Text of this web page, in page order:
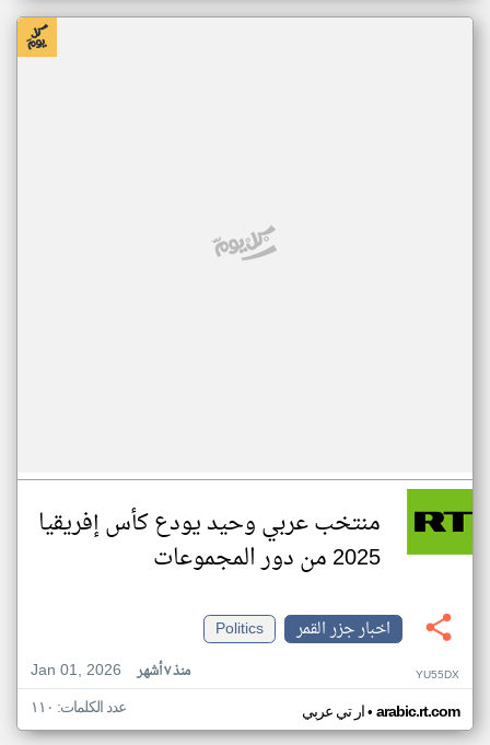
منتخب عربي وحيد يودع كأس إفريقيا
2025 من دور المجموعات
اخبار جزر القمر
Politics
Jan 01, 2026
منذ ٧ أشهر YU55DX
ار تي عربي• arabic.rt.com عدد الكلمات: ١١٠